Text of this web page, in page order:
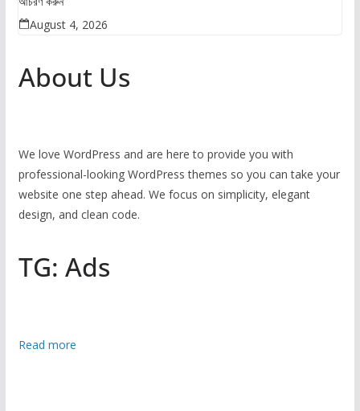
August 4, 2026
About Us
We love WordPress and are here to provide you with
professional-looking WordPress themes so you can take your
website one step ahead. We focus on simplicity, elegant
design, and clean code.
TG: Ads
Read more: